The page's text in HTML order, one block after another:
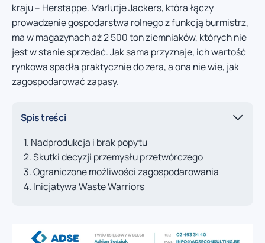
kraju – Herstappe. Marlutje Jackers, która łączy
prowadzenie gospodarstwa rolnego z funkcją burmistrz,
ma w magazynach aż 2 500 ton ziemniaków, których nie
jest w stanie sprzedać. Jak sama przyznaje, ich wartość
rynkowa spadła praktycznie do zera, a ona nie wie, jak
zagospodarować zapasy.
Spis treści
Nadprodukcja i brak popytu
Skutki decyzji przemysłu przetwórczego
Ograniczone możliwości zagospodarowania
Inicjatywa Waste Warriors